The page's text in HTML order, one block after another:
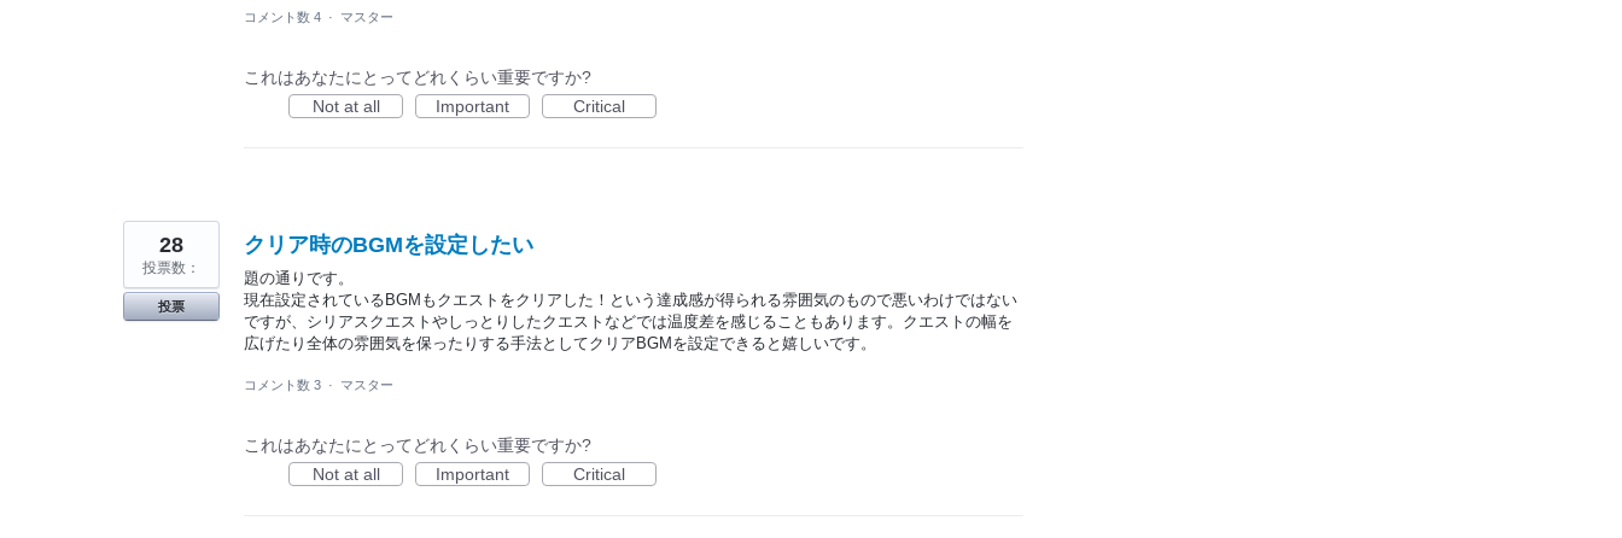
コメント数 4 · マスター
これはあなたにとってどれくらい重要ですか?
Not at all
Important Critical
クリア時のBGMを設定したい
題の通りです。
現在設定されているBGMもクエストをクリアした！という達成感が得られる雰囲気のもので悪いわけではない
ですが、シリアスクエストやしっとりしたクエストなどでは温度差を感じることもあります。クエストの幅を
広げたり全体の雰囲気を保ったりする手法としてクリアBGMを設定できると嬉しいです。
28
投票数：
投票
コメント数 3 · マスター
これはあなたにとってどれくらい重要ですか?
Not at all
Important Critical